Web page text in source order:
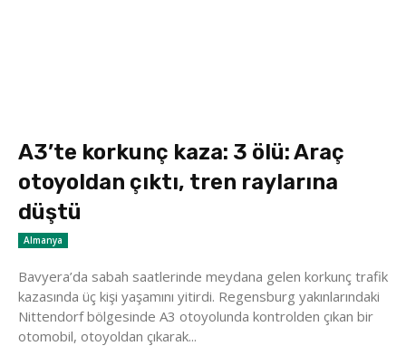
A3’te korkunç kaza: 3 ölü: Araç
otoyoldan çıktı, tren raylarına
düştü
Almanya
Bavyera’da sabah saatlerinde meydana gelen korkunç trafik
kazasında üç kişi yaşamını yitirdi. Regensburg yakınlarındaki
Nittendorf bölgesinde A3 otoyolunda kontrolden çıkan bir
otomobil, otoyoldan çıkarak...